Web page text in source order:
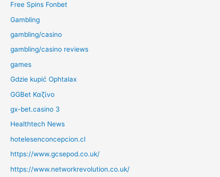
Free Spins Fonbet
Gambling
gambling/casino
gambling/casino reviews
games
Gdzie kupić Ophtalax
GGBet Καζίνο
gx-bet.casino 3
Healthtech News
hotelesenconcepcion.cl
https://www.gcsepod.co.uk/
https://www.networkrevolution.co.uk/